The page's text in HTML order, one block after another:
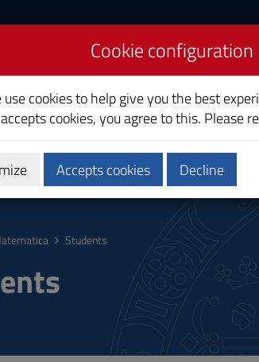
Calendars and Timetable
Students
Cookie configuration
use cookies to help give you the best
cookies, you agree to this. Please
Accepts cookies Decline